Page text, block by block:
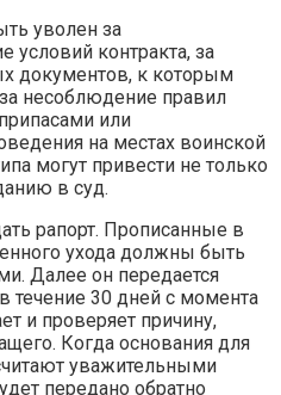
уволен за
условий контракта, за
документов, к которым
несоблюдение правил
или
на местах воинской
могут привести не только
в суд.
рапорт. Прописанные в
ухода должны быть
Далее он передается
течение 30 дней с момента
и проверяет причину,
Когда основания для
уважительными
передано обратно